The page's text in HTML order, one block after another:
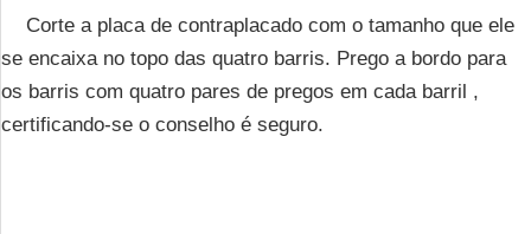
Corte a placa de contraplacado com o tamanho que ele
se encaixa no topo das quatro barris. Prego a bordo para
os barris com quatro pares de pregos em cada barril ,
certificando-se o conselho é seguro.